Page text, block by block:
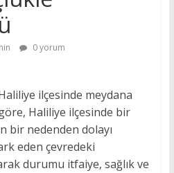
0 yorum
ilçesinde meydana
Haliliye ilçesinde bir
bir nedenden dolayı
eden çevredeki
durumu itfaiye, sağlık ve